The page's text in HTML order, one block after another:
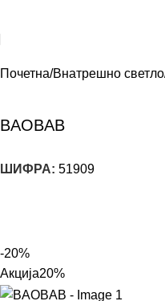
Почетна Внатрешно светло
BAOBAB
ШИФРА: 51909
-20%
Акција20%